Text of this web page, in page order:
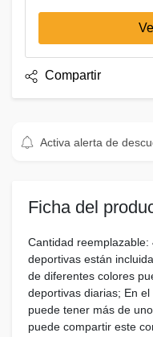
Compartir
Activa alerta de
Ficha del
Cantidad
deportivas están
de diferentes colores
deportivas diarias; En
puede tener más de
puede compartir este